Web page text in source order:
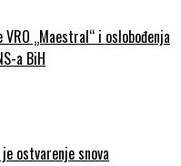
„Maestral“ i oslobođenja
a BiH
ostvarenje snova